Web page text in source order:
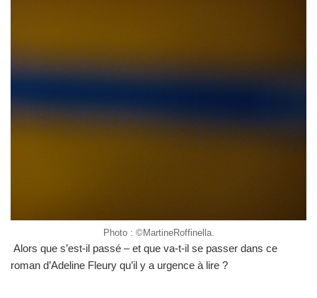
Photo : ©MartineRoffinella.
Alors que s’est-il passé – et que va-t-il se passer dans ce
roman d’Adeline Fleury qu’il y a urgence à lire ?